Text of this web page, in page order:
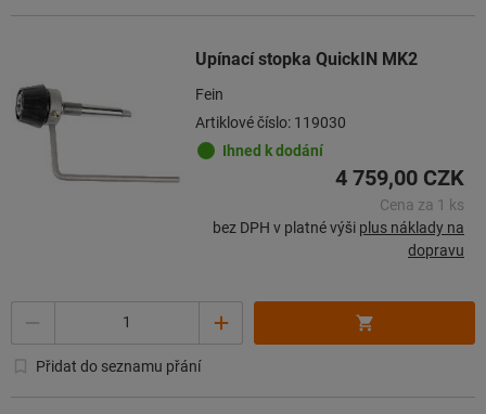
Upínací stopka QuickIN MK2
Fein
Artiklové číslo: 119030
Ihned k dodání
4 759,00 CZK
Cena za 1 ks
bez DPH v platné výši plus náklady na
dopravu
Přidat do seznamu přání